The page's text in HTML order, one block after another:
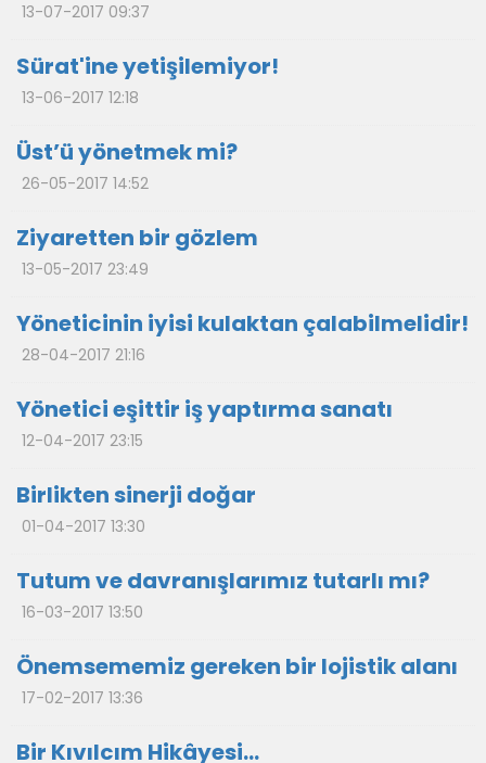
13-07-2017 09:37
Sürat'ine yetişilemiyor!
13-06-2017 12:18
Üst’ü yönetmek mi?
26-05-2017 14:52
Ziyaretten bir gözlem
13-05-2017 23:49
Yöneticinin iyisi kulaktan çalabilmelidir!
28-04-2017 21:16
Yönetici eşittir iş yaptırma sanatı
12-04-2017 23:15
Birlikten sinerji doğar
01-04-2017 13:30
Tutum ve davranışlarımız tutarlı mı?
16-03-2017 13:50
Önemsememiz gereken bir lojistik alanı
17-02-2017 13:36
Bir Kıvılcım Hikâyesi…